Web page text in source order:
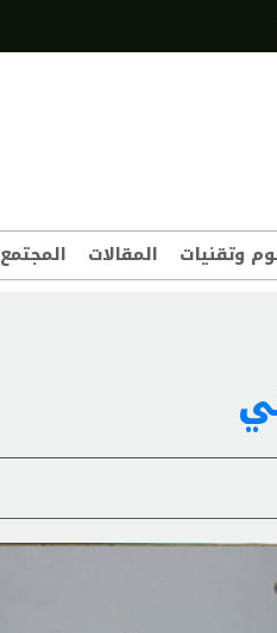
وتقنيات المقالات المجتمع